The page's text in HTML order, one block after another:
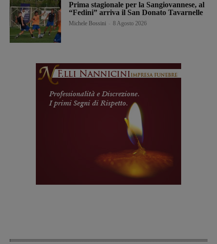
Prima stagionale per la Sangiovannese, al
“Fedini” arriva il San Donato Tavarnelle
Michele Bossini 8 Agosto 2026